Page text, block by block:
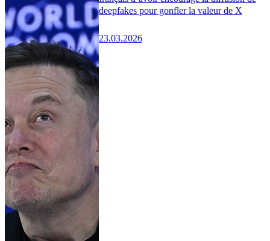
deepfakes pour gonfler la valeur de X
23.03.2026